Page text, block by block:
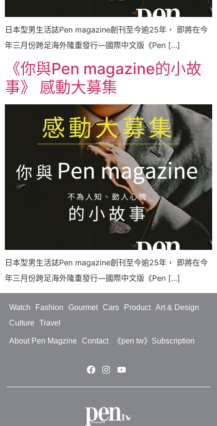
日本型男生活誌Pen magazine創刊至今逾25年， 即將在今
年三月份跨足海外隆重發行—國際中文版《Pen […]
《你與Pen magazine的小故
事》 感動大募集
日本型男生活誌Pen magazine創刊至今逾25年， 即將在今
年三月份跨足海外隆重發行—國際中文版《Pen […]
Watch Fashion Gourmet Cars Product
Art & Design
Culture
Travel
About Pen Magzine Contact 《pen tw》Subscription